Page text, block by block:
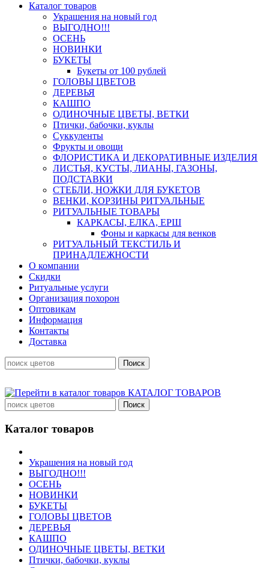
Каталог товаров
Украшения на новый год
ВЫГОДНО!!!
ОСЕНЬ
НОВИНКИ
БУКЕТЫ
Букеты от 100 рублей
ГОЛОВЫ ЦВЕТОВ
ДЕРЕВЬЯ
КАШПО
ОДИНОЧНЫЕ ЦВЕТЫ, ВЕТКИ
Птички, бабочки, куклы
Суккуленты
Фрукты и овощи
ФЛОРИСТИКА И ДЕКОРАТИВНЫЕ ИЗДЕЛИЯ
ЛИСТЬЯ, КУСТЫ, ЛИАНЫ, ГАЗОНЫ,
ПОДСТАВКИ
СТЕБЛИ, НОЖКИ ДЛЯ БУКЕТОВ
ВЕНКИ, КОРЗИНЫ РИТУАЛЬНЫЕ
РИТУАЛЬНЫЕ ТОВАРЫ
КАРКАСЫ, ЕЛКА, ЕРШ
Фоны и каркасы для венков
РИТУАЛЬНЫЙ ТЕКСТИЛЬ И
ПРИНАДЛЕЖНОСТИ
О компании
Скидки
Ритуальные услуги
Организация похорон
Оптовикам
Информация
Контакты
Доставка
КАТАЛОГ ТОВАРОВ
Каталог товаров
Украшения на новый год
ВЫГОДНО!!!
ОСЕНЬ
НОВИНКИ
БУКЕТЫ
ГОЛОВЫ ЦВЕТОВ
ДЕРЕВЬЯ
КАШПО
ОДИНОЧНЫЕ ЦВЕТЫ, ВЕТКИ
Птички, бабочки, куклы